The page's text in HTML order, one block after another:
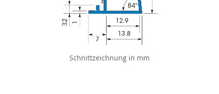
Schnittzeichnung in mm